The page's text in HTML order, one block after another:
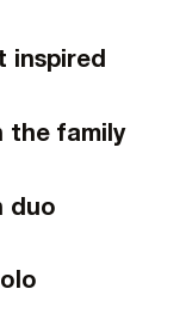
inspired
the family
duo
sur
!